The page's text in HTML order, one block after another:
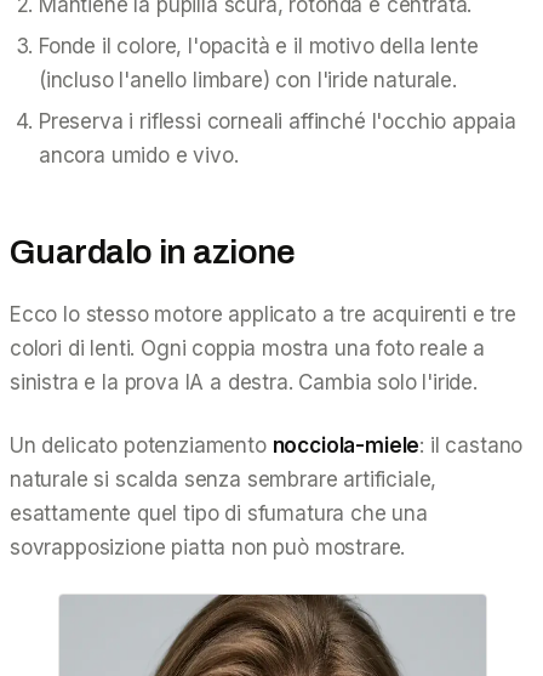
Fonde il colore, l'opacità e il motivo della lente
(incluso l'anello limbare) con l'iride naturale.
Preserva i riflessi corneali affinché l'occhio appaia
ancora umido e vivo.
Guardalo in azione
Ecco lo stesso motore applicato a tre acquirenti e tre
colori di lenti. Ogni coppia mostra una foto reale a
sinistra e la prova IA a destra. Cambia solo l'iride.
Un delicato potenziamento nocciola-miele: il castano
naturale si scalda senza sembrare artificiale,
esattamente quel tipo di sfumatura che una
sovrapposizione piatta non può mostrare.